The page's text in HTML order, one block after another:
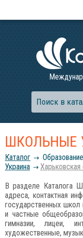
ШКОЛЬНЫЕ
Каталог
Украина
Харьковская
В разделе
адреса, контактная
государственных школ
и частные
гимназии, лицеи,
художественные,